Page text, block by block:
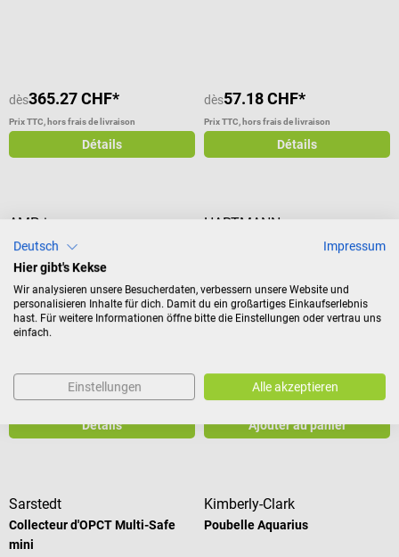
dès365.27 CHF*
Prix TTC, hors frais de livraison
Détails
dès57.18 CHF*
Prix TTC, hors frais de livraison
Détails
AMPri
Collecteur d'OPCT Safety-Box
Conteneur d'élimination pour
l'élimination sûre des déchets
dangereux
dès 8.53 CHF*
Prix TTC, hors frais de livraison
Détails
HARTMANN
Spray désodorisant Pehafresh
Désodorisant pour milieu médical
10.43 CHF*
Prix TTC, hors frais de livraison
Ajouter au panier
Sarstedt
Collecteur d'OPCT Multi-Safe
mini
Kimberly-Clark
Poubelle Aquarius
Deutsch
Impressum
Hier gibt's Kekse
Wir analysieren unsere Besucherdaten, verbessern unsere Website und
personalisieren Inhalte für dich. Damit du ein großartiges Einkaufserlebnis
hast. Für weitere Informationen öffne bitte die Einstellungen oder vertrau uns
einfach.
Einstellungen Alle akzeptieren